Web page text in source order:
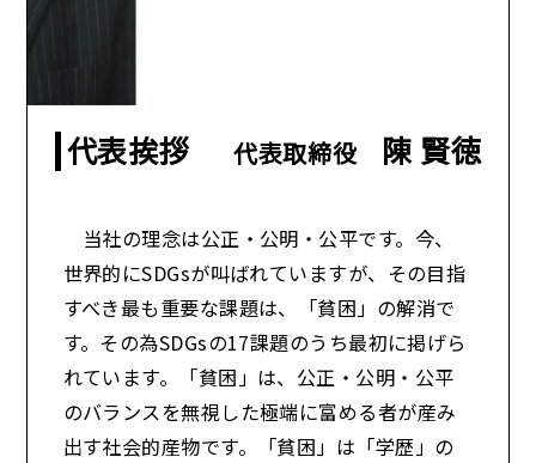
代表挨拶 代表取締役 陳 賢徳
当社の理念は公正・公明・公平です。今、
世界的にSDGsが叫ばれていますが、その目指
すべき最も重要な課題は、「貧困」の解消で
す。その為SDGsの17課題のうち最初に掲げら
れています。「貧困」は、公正・公明・公平
のバランスを無視した極端に富める者が産み
出す社会的産物です。「貧困」は「学歴」の